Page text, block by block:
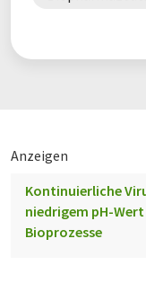
Anzeigen
Kontinuierliche
niedrigem pH-
Bioprozesse